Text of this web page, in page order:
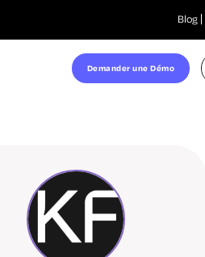
Blog
Demander une Démo